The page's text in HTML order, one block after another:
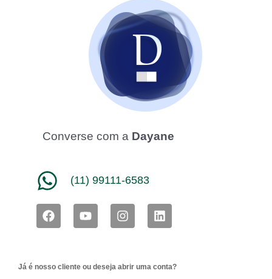
Converse com a Dayane
(11) 99111-6583
F
a
o
Y
o
b
I
n
g
L
i
d
Já é nosso cliente ou deseja abrir uma conta?